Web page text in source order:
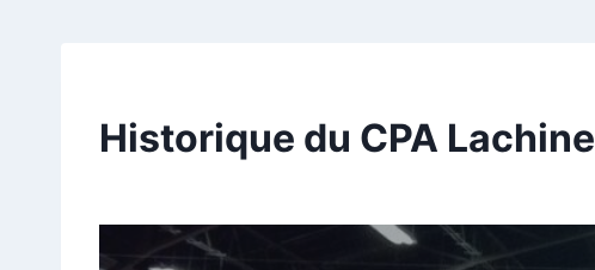
Historique du CPA Lachine